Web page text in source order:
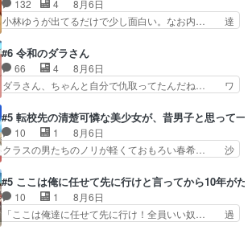
早々変態扱いされてる件。タ… まだまだお元気そ
うなお声で……不意打ち過…
んのお手当てはお節介だったりする… ビオラの立
ち回り害悪すぎるお近づきの印が… ・律っちゃん
一難、律がビオラの呪縛から… 「私はあなたが嫌
いなんです」「バンドやめ… 何が起きているの
か！？次週、みゅーたいぷ…
132 4
8月6日
小林ゆうが出てるだけで少し面白い。なお内… 達
マドンってなんなん！？人見知りっぽい… なんな
ら下ネタ0じゃなかったかこんな回が… 他のエピ
ソードに対してマイルドな回だった… 今回はだい
ぶある程度抑えてる？w感じな気… アルねこ、そ
ていたゴキブリ死んでるGP… アルねこ危険です
よね。健康的な面で··江… 酔い潰れ行き着いた江
ノ島で、朝日を眺めな…
#6 令和のダラさん
66 4
8月6日
ダラさん、ちゃんと自分で仇取ってたんだね… ワ
ットに憧れてビーム撃ちたいと…そうい… 余りに
も凄惨なダラさんの過去ダラさんの６… 過去編は
これで一区切りかなギャグも面白い… ガンガガン
♪薫がなんかしっかり歌ってロマ… 姉巫女の誤
日頃からガンガン言うてないで… このアニメはど
こに行くのだろう、面白すぎ… 姉のした事はただ
単に一族を絶滅させただけ…
#5 転校先の清楚可憐な美少女が、昔男子と思って一
10 1
8月6日
クラスの男たちのノリが軽くておもろい春希… 沙
もちゃんが透けブラしててびっくりして… レベル
のキャラが登場。相変わらず顔や体の… 隼人が春
希の級友を巻き込んだイジりに動じ… 第５話を
U-NEXTで視聴しました。視聴… ラブコメで天然
#5 ここは俺に任せて先に行けと言ってから10年が
10 1
8月6日
「ここは俺達に任せて先に行け！全員いい奴… 過